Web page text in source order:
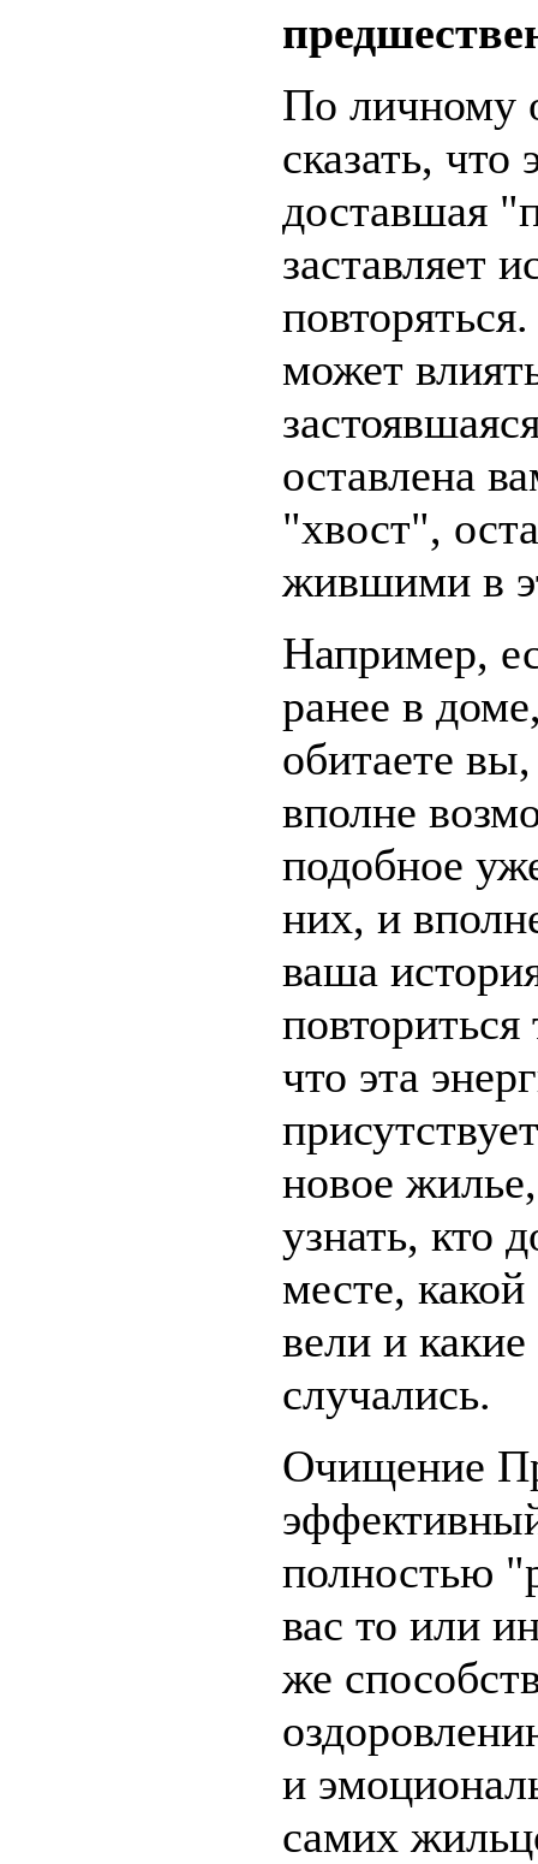
По личному
сказать, что
доставшая
заставляет
может
оставлена
"хвост",
жившими в
Например,
ранее в
обитаете
вполне
подобное
них, и
ваша
повториться
что эта
новое
узнать, кто
месте,
вели и
случались.
Очищение
полностью
вас то или
же
и
самих